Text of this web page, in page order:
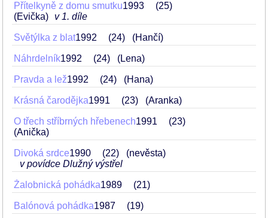
Přítelkyně z domu smutku1993
25
(Evička)
v 1. díle
Světýlka z blat1992 24 (Hančí)
Náhrdelník1992 24 (Lena)
Pravda a lež1992 24 (Hana)
Krásná čarodějka1991 23 (Aranka)
O třech stříbrných hřebenech1991
23
(Anička)
Divoká srdce1990 22
(nevěsta)
v povídce Dlužný výstřel
Žalobnická pohádka1989 21
Balónová pohádka1987 19